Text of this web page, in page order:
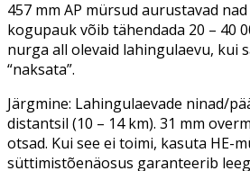
457 mm AP mürsud aurustavad
kogupauk võib tähendada 20 – 40
nurga all olevaid lahingulaevu, kui
“naksata”.
Järgmine: Lahingulaevade ninad/
distantsil (10 – 14 km). 31 mm
otsad. Kui see ei toimi, kasuta HE-
süttimistõenäosus garanteerib